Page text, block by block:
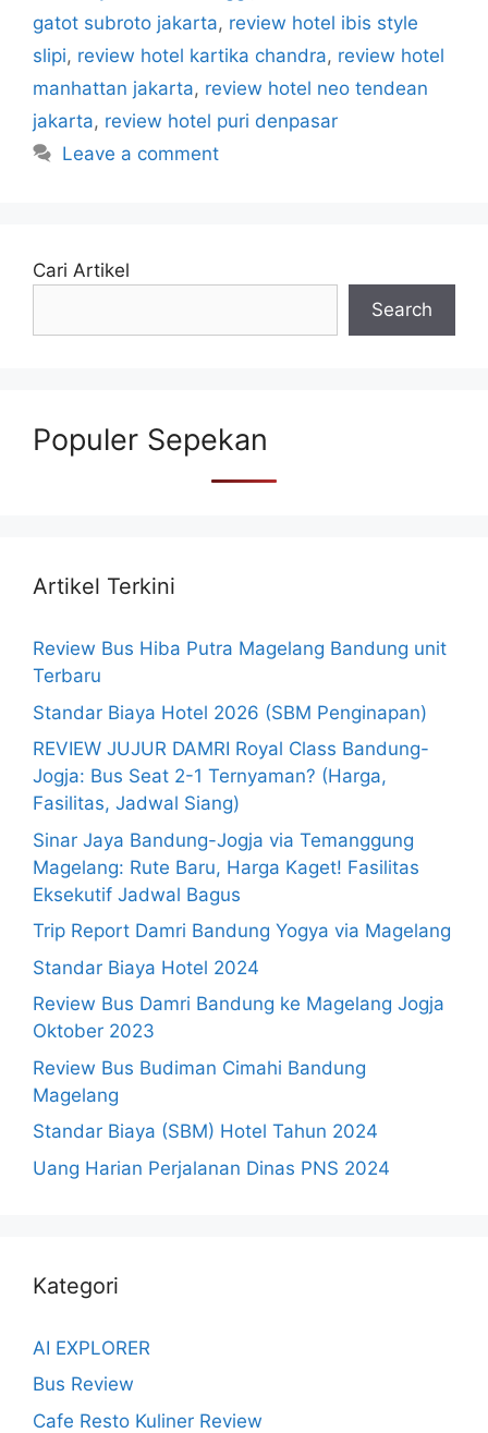
gatot subroto jakarta, review hotel ibis style
slipi, review hotel kartika chandra, review hotel
manhattan jakarta, review hotel neo tendean
jakarta, review hotel puri denpasar
Leave a comment
Cari Artikel
Search
Populer Sepekan
Artikel Terkini
Review Bus Hiba Putra Magelang Bandung unit
Terbaru
Standar Biaya Hotel 2026 (SBM Penginapan)
REVIEW JUJUR DAMRI Royal Class Bandung-
Jogja: Bus Seat 2-1 Ternyaman? (Harga,
Fasilitas, Jadwal Siang)
Sinar Jaya Bandung-Jogja via Temanggung
Magelang: Rute Baru, Harga Kaget! Fasilitas
Eksekutif Jadwal Bagus
Trip Report Damri Bandung Yogya via Magelang
Standar Biaya Hotel 2024
Review Bus Damri Bandung ke Magelang Jogja
Oktober 2023
Review Bus Budiman Cimahi Bandung
Magelang
Standar Biaya (SBM) Hotel Tahun 2024
Uang Harian Perjalanan Dinas PNS 2024
Kategori
AI EXPLORER
Bus Review
Cafe Resto Kuliner Review